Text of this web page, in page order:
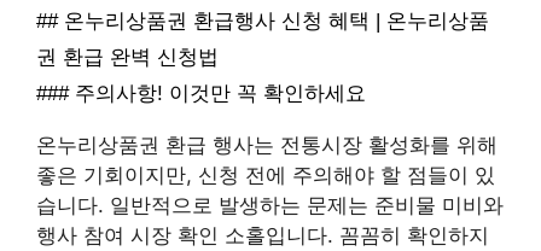
## 온누리상품권 환급행사 신청 혜택 | 온누리상품
권 환급 완벽 신청법
### 주의사항! 이것만 꼭 확인하세요
온누리상품권 환급 행사는 전통시장 활성화를 위해
좋은 기회이지만, 신청 전에 주의해야 할 점들이 있
습니다. 일반적으로 발생하는 문제는 준비물 미비와
행사 참여 시장 확인 소홀입니다. 꼼꼼히 확인하지